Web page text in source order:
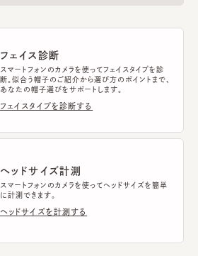
フェイス診断
スマートフォンのカメラを使ってフェイスタイプを診
断。似合う帽子のご紹介から選び方のポイントまで、
あなたの帽子選びをサポートします。
フェイスタイプを診断する
ヘッドサイズ計測
スマートフォンのカメラを使ってヘッドサイズを簡単
に計測できます。
ヘッドサイズを計測する